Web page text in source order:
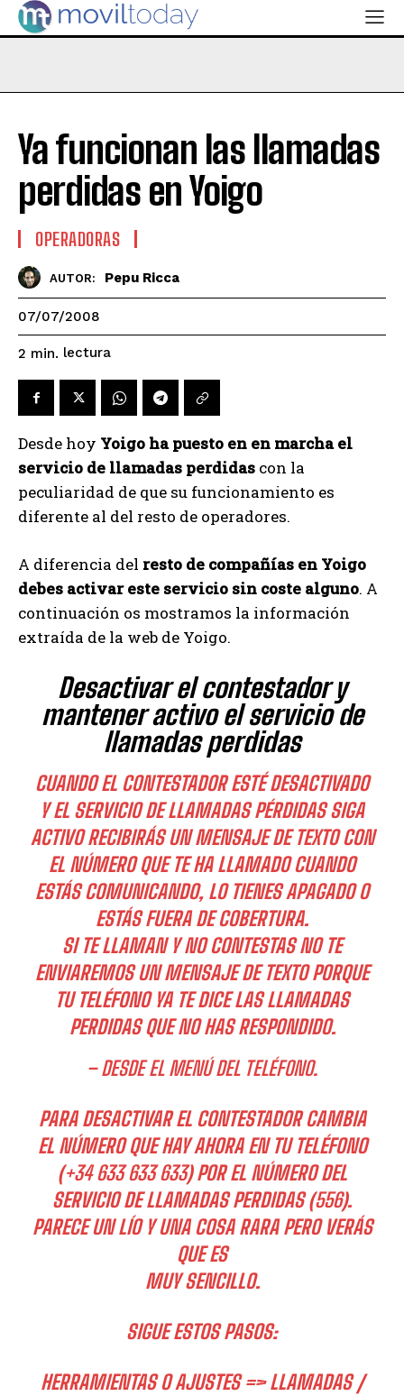
Ya funcionan las llamadas
perdidas en Yoigo
OPERADORAS
AUTOR: Pepu Ricca
07/07/2008
2 min. lectura
Desde hoy Yoigo ha puesto en en marcha el
servicio de llamadas perdidas con la
peculiaridad de que su funcionamiento es
diferente al del resto de operadores.
A diferencia del resto de compañías en Yoigo
debes activar este servicio sin coste alguno. A
continuación os mostramos la información
extraída de la web de Yoigo.
Desactivar el contestador y
mantener activo el servicio de
llamadas perdidas
CUANDO EL CONTESTADOR ESTÉ DESACTIVADO
Y EL SERVICIO DE LLAMADAS PÉRDIDAS SIGA
ACTIVO RECIBIRÁS UN MENSAJE DE TEXTO CON
EL NÚMERO QUE TE HA LLAMADO CUANDO
ESTÁS COMUNICANDO, LO TIENES APAGADO O
ESTÁS FUERA DE COBERTURA.
SI TE LLAMAN Y NO CONTESTAS NO TE
ENVIAREMOS UN MENSAJE DE TEXTO PORQUE
TU TELÉFONO YA TE DICE LAS LLAMADAS
PERDIDAS QUE NO HAS RESPONDIDO.
– DESDE EL MENÚ DEL TELÉFONO.
PARA DESACTIVAR EL CONTESTADOR CAMBIA
EL NÚMERO QUE HAY AHORA EN TU TELÉFONO
(+34 633 633 633) POR EL NÚMERO DEL
SERVICIO DE LLAMADAS PERDIDAS (556).
PARECE UN LÍO Y UNA COSA RARA PERO VERÁS
QUE ES
MUY SENCILLO.
SIGUE ESTOS PASOS:
HERRAMIENTAS O AJUSTES => LLAMADAS /